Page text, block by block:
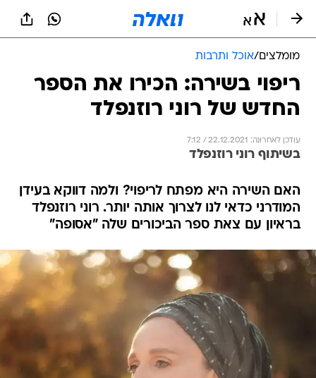
מומלצים/אוכל ותרבות
ריפוי בשירה: הכירו את הספר
החדש של רוני רוזנפלד
עודכן לאחרונה: 22.12.2021 / 7:12
בשיתוף רוני רוזנפלד
האם השירה היא מפתח לריפוי? ולמה דווקא בעידן
המודרני כדאי לנו לצרוך אותה יותר. רוני רוזנפלד
בראיון עם צאת ספר הביכורים שלה "אסופה"